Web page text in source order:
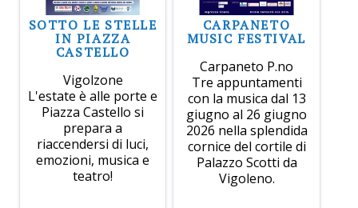
SOTTO LE STELLE
IN PIAZZA
CASTELLO
Vigolzone
L'estate è alle porte e
Piazza Castello si
prepara a
riaccendersi di luci,
emozioni, musica e
teatro!
CARPANETO
MUSIC FESTIVAL
Carpaneto P.no
Tre appuntamenti
con la musica dal 13
giugno al 26 giugno
2026 nella splendida
cornice del cortile di
Palazzo Scotti da
Vigoleno.